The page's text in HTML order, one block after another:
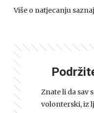
Više o natjecanju
Znate li da sav
volonterski, iz